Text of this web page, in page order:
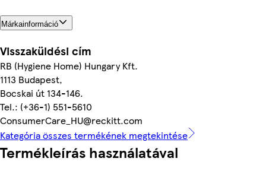
Márkainformáció
Visszaküldési cím
RB (Hygiene Home) Hungary Kft.
1113 Budapest,
Bocskai út 134-146.
Tel.: (+36-1) 551-5610
ConsumerCare_HU@reckitt.com
Kategória összes termékének megtekintése
Termékleírás használatával